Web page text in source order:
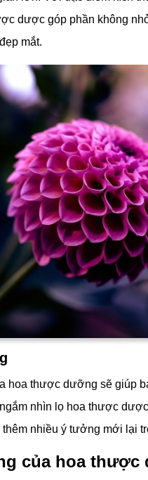
dược góp phần không
mắt.
hoa thược dưỡng sẽ giúp
nhìn lọ hoa thược
thêm nhiều ý tưởng mới lại
của hoa thược